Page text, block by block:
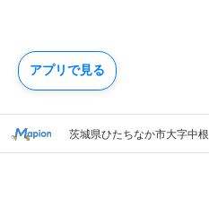
茨城県ひたちなか市大字中根
アプリで見る